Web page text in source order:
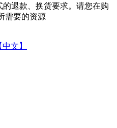
的退款、换货要求。请您在购
需要的资源
文】